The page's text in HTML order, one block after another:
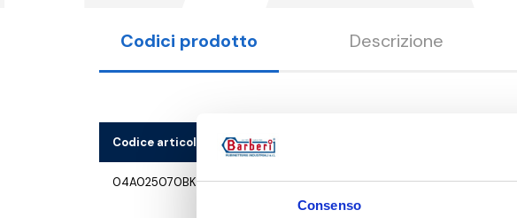
Consenso
Codici prodotto Descrizione
Codice articolo
04A025070BK G 1 M